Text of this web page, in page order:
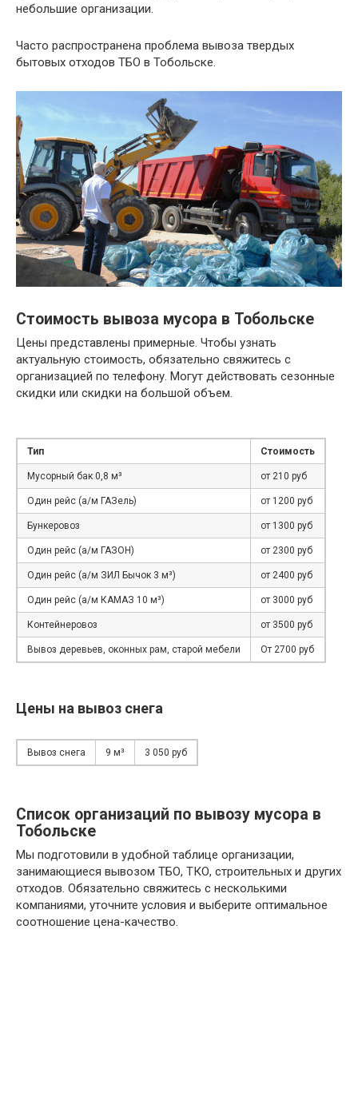
небольшие организации.
Часто распространена проблема вывоза твердых
бытовых отходов ТБО в Тобольске.
Стоимость вывоза мусора в Тобольске
Цены представлены примерные. Чтобы узнать
актуальную стоимость, обязательно свяжитесь с
организацией по телефону. Могут действовать сезонные
скидки или скидки на большой объем.
Тип Стоимость
Мусорный бак 0,8 м³ от 210 руб
Один рейс (а/м ГАЗель) от 1200 руб
Бункеровоз от 1300 руб
Один рейс (а/м ГАЗОН) от 2300 руб
Один рейс (а/м ЗИЛ Бычок 3 м³) от 2400 руб
Один рейс (а/м КАМАЗ 10 м³) от 3000 руб
Контейнеровоз от 3500 руб
Вывоз деревьев, оконных рам, старой мебели От 2700 руб
Цены на вывоз снега
Вывоз снега 9 м³ 3 050 руб
Список организаций по вывозу мусора в
Тобольске
Мы подготовили в удобной таблице организации,
занимающиеся вывозом ТБО, ТКО, строительных и других
отходов. Обязательно свяжитесь с несколькими
компаниями, уточните условия и выберите оптимальное
соотношение цена-качество.